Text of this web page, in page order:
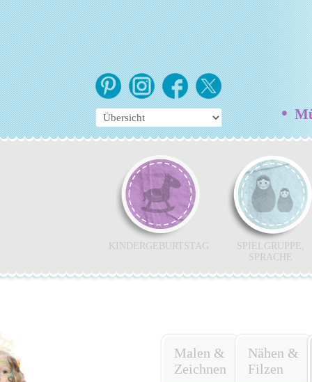
•
KINDERGEBURTSTAG
SPIELGRUPPE,
SPRACHE
Malen &
Zeichnen
Nähen &
Filzen